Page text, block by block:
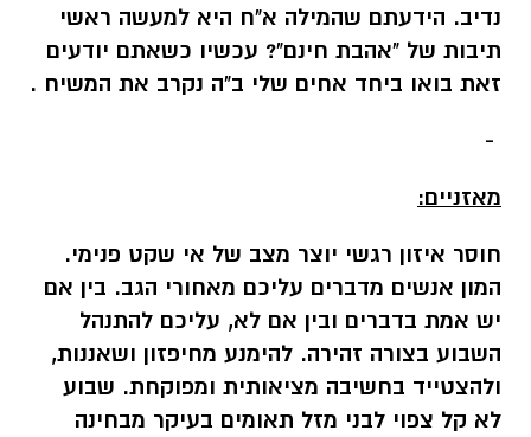
נדיב. הידעתם שהמילה א"ח היא למעשה ראשי
תיבות של "אהבת חינם"? עכשיו כשאתם יודעים
זאת בואו ביחד אחים שלי ב"ה נקרב את המשיח .
-
מאזניים:
חוסר איזון רגשי יוצר מצב של אי שקט פנימי.
המון אנשים מדברים עליכם מאחורי הגב. בין אם
יש אמת בדברים ובין אם לא, עליכם להתנהל
השבוע בצורה זהירה. להימנע מחיפזון ושאננות,
ולהצטייד בחשיבה מציאותית ומפוקחת. שבוע
לא קל צפוי לבני מזל תאומים בעיקר מבחינה